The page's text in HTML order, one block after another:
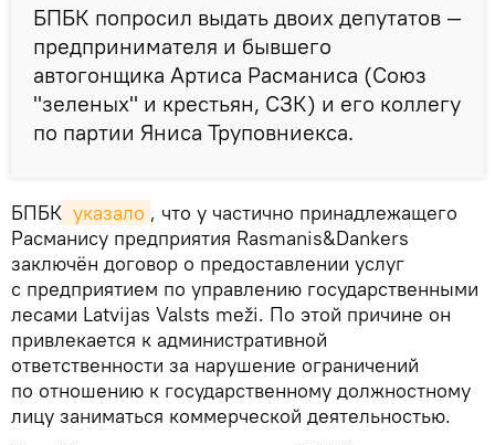
БПБК попросил выдать двоих депутатов —
предпринимателя и бывшего
автогонщика Артиса Расманиса (Союз
"зеленых" и крестьян, СЗК) и его коллегу
по партии Яниса Труповниекса.
БПБК указало , что у частично принадлежащего
Расманису предприятия Rasmanis&Dankers
заключён договор о предоставлении услуг
с предприятием по управлению государственными
лесами Latvijas Valsts meži. По этой причине он
привлекается к административной
ответственности за нарушение ограничений
по отношению к государственному должностному
лицу заниматься коммерческой деятельностью.